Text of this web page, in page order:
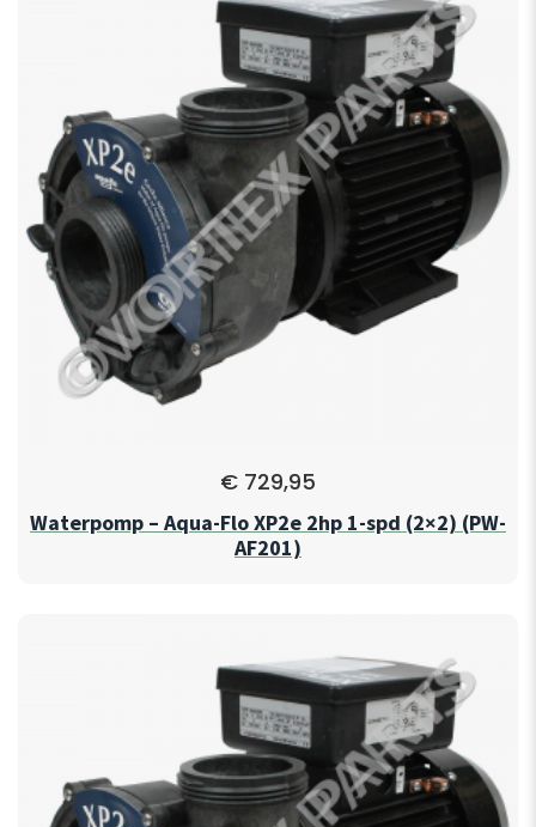
€ 729,95
Waterpomp – Aqua-Flo XP2e 2hp 1-spd (2×2) (PW-
AF201)